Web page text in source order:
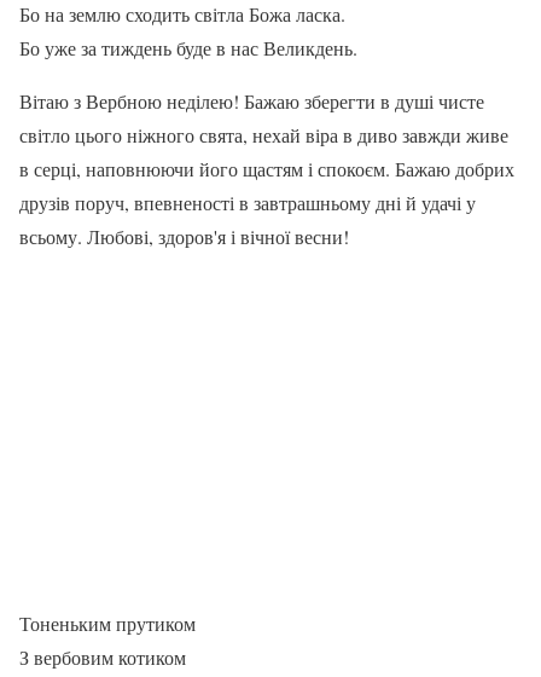
Бо на землю сходить світла Божа ласка.
Бо уже за тиждень буде в нас Великдень.
Вітаю з Вербною неділею! Бажаю зберегти в душі чисте
світло цього ніжного свята, нехай віра в диво завжди живе
в серці, наповнюючи його щастям і спокоєм. Бажаю добрих
друзів поруч, впевненості в завтрашньому дні й удачі у
всьому. Любові, здоров'я і вічної весни!
Тоненьким прутиком
З вербовим котиком